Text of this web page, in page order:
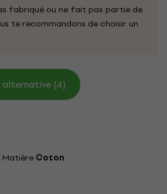
fabriqué ou ne fait pas partie de
te recommandons de choisir un
alternative (4)
Matière Coton